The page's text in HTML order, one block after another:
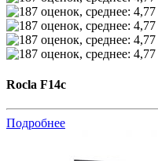
Rocla F14c
Подробнее